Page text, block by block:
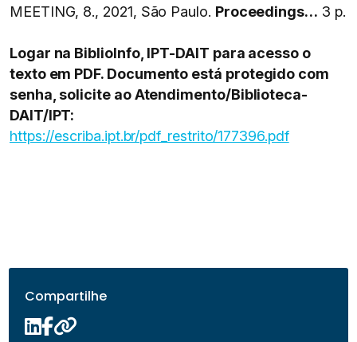
MEETING, 8., 2021, São Paulo. Proceedings… 3 p.
Logar na BiblioInfo, IPT-DAIT para acesso o
texto em PDF. Documento está protegido com
senha, solicite ao Atendimento/Biblioteca-
DAIT/IPT:
https://escriba.ipt.br/pdf_restrito/177396.pdf
Compartilhe